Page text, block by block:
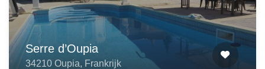
Serre d’Oupia
34210 Oupia, Frankrijk